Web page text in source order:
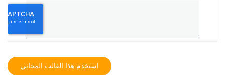
استخدم هذا القالب المجاني